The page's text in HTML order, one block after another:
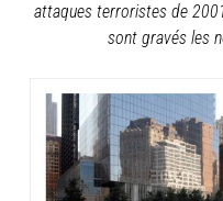
attaques terroristes de
sont gravés les